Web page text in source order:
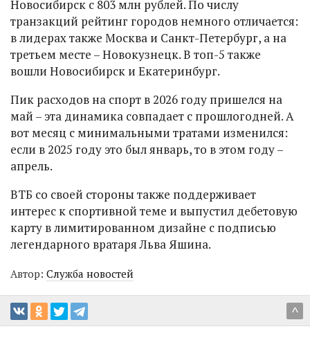
Новосибирск с 803 млн рублей. По числу
транзакций рейтинг городов немного отличается:
в лидерах также Москва и Санкт-Петербург, а на
третьем месте – Новокузнецк. В топ-5 также
вошли Новосибирск и Екатеринбург.
Пик расходов на спорт в 2026 году пришелся на
май – эта динамика совпадает с прошлогодней. А
вот месяц с минимальными тратами изменился:
если в 2025 году это был январь, то в этом году –
апрель.
ВТБ со своей стороны также поддерживает
интерес к спортивной теме и выпустил дебетовую
карту в лимитированном дизайне с подписью
легендарного вратаря Льва Яшина.
Автор: Служба новостей
^